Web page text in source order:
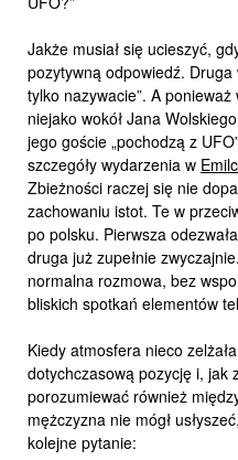
Jakże musiał się ucieszyć,
pozytywną odpowiedź. Druga
tylko nazywacie”. A
niejako wokół Jana
jego goście „pochodzą z
szczegóły wydarzenia w
Zbieżności raczej się nie
zachowaniu istot. Te w
po polsku. Pierwsza
druga już zupełnie
normalna rozmowa, bez
bliskich spotkań elementów
Kiedy atmosfera nieco
dotychczasową pozycję i, jak
porozumiewać również
mężczyzna nie mógł
kolejne pytanie: